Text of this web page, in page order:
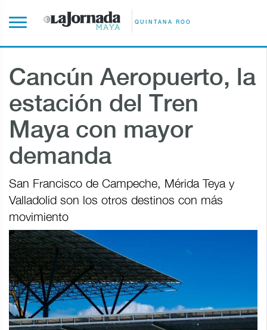
QUINTANA ROO
Cancún Aeropuerto, la
estación del Tren
Maya con mayor
demanda
San Francisco de Campeche, Mérida Teya y
Valladolid son los otros destinos con más
movimiento